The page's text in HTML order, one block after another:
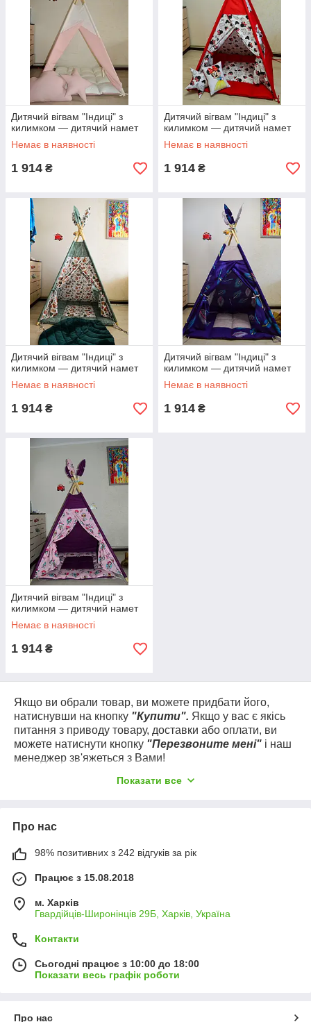
Дитячий вігвам "Індиці" з
килимком — дитячий намет
Немає в наявності
1 914 ₴
Дитячий вігвам "Індиці" з
килимком — дитячий намет
Немає в наявності
1 914 ₴
Дитячий вігвам "Індиці" з
килимком — дитячий намет
Немає в наявності
1 914 ₴
Дитячий вігвам "Індиці" з
килимком — дитячий намет
Немає в наявності
1 914 ₴
Дитячий вігвам "Індиці" з
килимком — дитячий намет
Немає в наявності
1 914 ₴
Якщо ви обрали товар, ви можете придбати його,
натиснувши на кнопку "Купити". Якщо у вас є якісь
питання з приводу товару, доставки або оплати, ви
можете натиснути кнопку "Перезвоните мені" і наш
менеджер зв'яжеться з Вами!
Вдалих вам покупок і гарного настрою!
Показати все
Про нас
98% позитивних з 242 відгуків за рік
Працює з 15.08.2018
м. Харків
Гвардійців-Широнінців 29Б, Харків, Україна
Контакти
Сьогодні працює з 10:00 до 18:00
Показати весь графік роботи
Про нас